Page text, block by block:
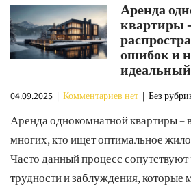
Аренда
квартиры
ошибок и
04.09.2025 | Комментариев нет | Без
Аренда однокомнатной квартиры –
многих, кто ищет оптимальное
Часто данный процесс
трудности и заблуждения, которые